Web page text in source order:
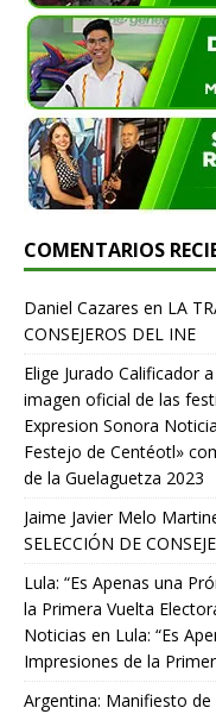
COMENTARIOS
Daniel Cazares en LA
CONSEJEROS DEL INE
Elige Jurado Calificador
imagen oficial de las
Expresion Sonora
Festejo de Centéotl»
de la Guelaguetza 2023
Jaime Javier Melo
SELECCIÓN DE
Lula: “Es Apenas una
la Primera Vuelta
Noticias en Lula: “Es
Impresiones de la
Argentina: Manifiesto de